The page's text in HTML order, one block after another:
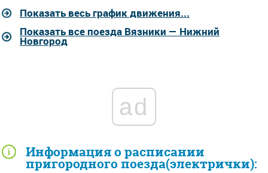
Информация о расписании
пригородного поезда(электрички):
Показать весь график движения...
Показать все поезда Вязники — Нижний
Новгород
ad